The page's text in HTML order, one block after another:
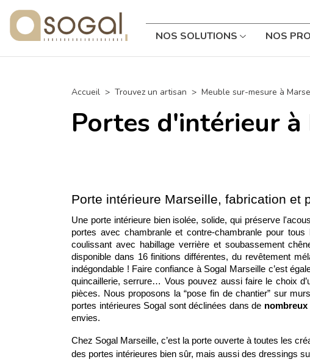
NOS SOLUTIONS NOS
Accueil Trouvez un artisan Meuble sur-mesure à
Portes d'intérieur
Porte intérieure Marseille, fabrication et
Une porte intérieure bien isolée, solide, qui préserve
portes avec chambranle et contre-chambranle pour
coulissant avec habillage verrière et soubassement
disponible dans 16 finitions différentes, du revêtement
indégondable ! Faire confiance à Sogal Marseille c’est
quincaillerie, serrure… Vous pouvez aussi faire le choix
pièces. Nous proposons la “pose fin de chantier” sur
portes intérieures Sogal sont déclinées dans de nombreux
envies.
Chez Sogal Marseille, c’est la porte ouverte à toutes les
des portes intérieures bien sûr, mais aussi des dressings